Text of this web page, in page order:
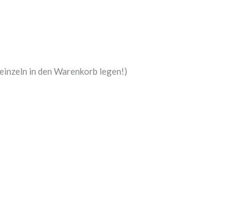
in den Warenkorb legen!)